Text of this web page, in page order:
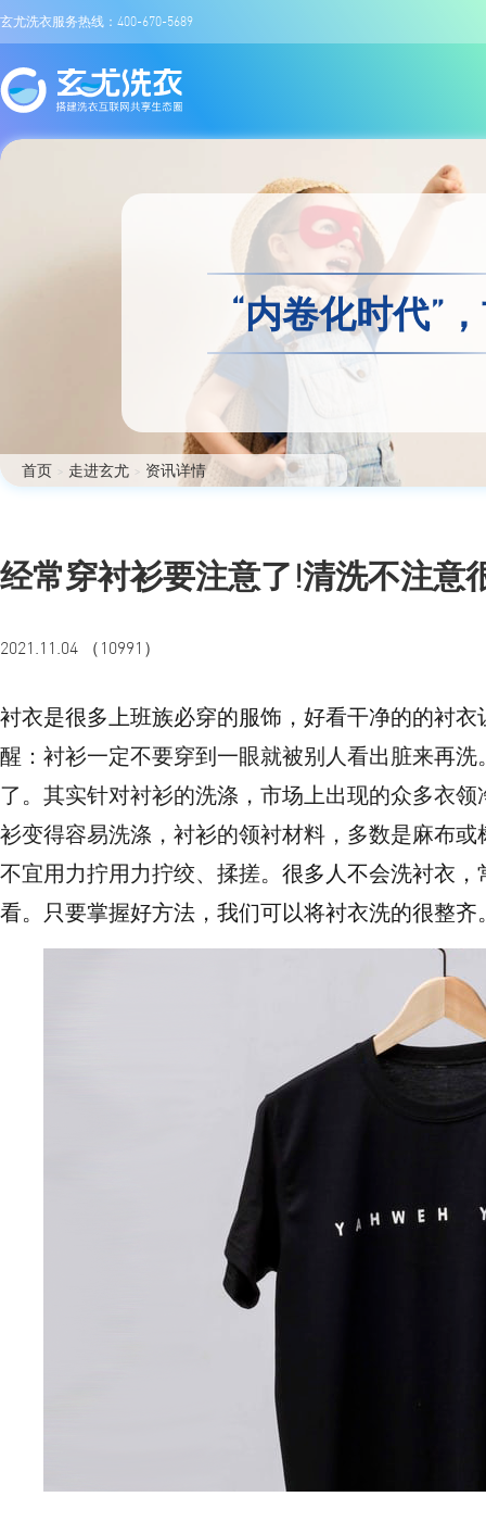
玄尤洗衣服务热线：400-670-5689
“内卷化时代”
首页 走进玄尤 > 资讯详情
经常穿衬衫要注意了!清洗不注意
2021.11.04 （10991）
衬衣是很多上班族必穿的服饰，好看干净的的衬
醒：衬衫一定不要穿到一眼就被别人看出脏来再
了。其实针对衬衫的洗涤，市场上出现的众多衣
衫变得容易洗涤，衬衫的领衬材料，多数是麻布
不宜用力拧用力拧绞、揉搓。 很多人不会洗衬衣，
看。只要掌握好方法，我们可以将衬衣洗的很整齐